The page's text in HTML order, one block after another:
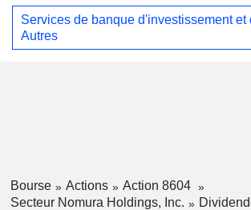
Services de banque d'investissement et
Autres
Bourse Actions
Action 8604
Secteur Nomura Holdings, Inc.